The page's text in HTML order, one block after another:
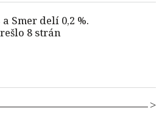
Smer delí 0,2 %.
8 strán